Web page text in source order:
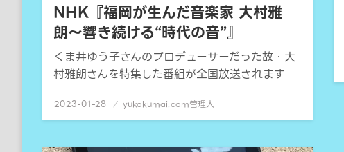
NHK『福岡が生んだ音楽家 大村雅
朗〜響き続ける“時代の音”』
くま井ゆう子さんのプロデューサーだった故・大
村雅朗さんを特集した番組が全国放送されます
投
日:
2023-01-28 yukokumai.com管理人